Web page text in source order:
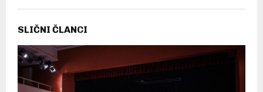
SLIČNI ČLANCI